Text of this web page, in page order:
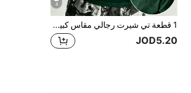
4
1 قطعة تي شيرت رجالي مقاس كبير بياقة دائرية وأكمام قصيرة بطبعة جمجمة وآيس كريم وشجرة نخيل، ملابس علوية كاجوال صيفية للارتداء اليومي
JOD5.20